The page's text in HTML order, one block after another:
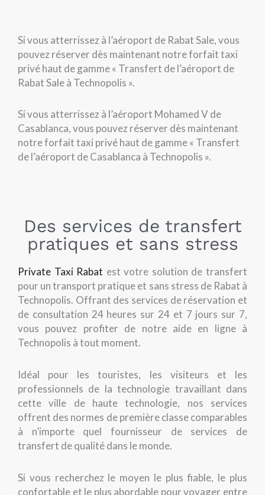
Si vous atterrissez à l’aéroport de Rabat Sale, vous
pouvez réserver dès maintenant notre forfait taxi
privé haut de gamme « Transfert de l’aéroport de
Rabat Sale à Technopolis ».
Si vous atterrissez à l’aéroport Mohamed V de
Casablanca, vous pouvez réserver dès maintenant
notre forfait taxi privé haut de gamme « Transfert
de l’aéroport de Casablanca à Technopolis ».
Des services de transfert
pratiques et sans stress
Private Taxi Rabat est votre solution de transfert
pour un transport pratique et sans stress de Rabat à
Technopolis. Offrant des services de réservation et
de consultation 24 heures sur 24 et 7 jours sur 7,
vous pouvez profiter de notre aide en ligne à
Technopolis à tout moment.
Idéal pour les touristes, les visiteurs et les
professionnels de la technologie travaillant dans
cette ville de haute technologie, nos services
offrent des normes de première classe comparables
à n’importe quel fournisseur de services de
transfert de qualité dans le monde.
Si vous recherchez le moyen le plus fiable, le plus
confortable et le plus abordable pour voyager entre